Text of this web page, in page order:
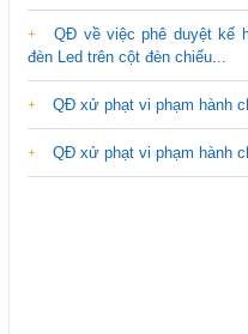
QĐ về việc phê duyệt kế
đèn Led trên cột đèn chiếu...
QĐ xử phạt vi phạm hành
QĐ xử phạt vi phạm hành